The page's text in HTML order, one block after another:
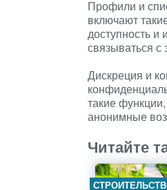
Профили и
включают
доступность
связываться с
Дискреция и
такие
анонимные
Читайте